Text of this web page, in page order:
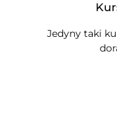
Jedyny taki